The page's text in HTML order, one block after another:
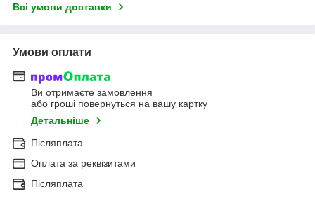
Всі умови доставки
Умови оплати
Ви отримаєте замовлення
або гроші повернуться на вашу картку
Детальніше
Післяплата
Оплата за реквізитами
Післяплата